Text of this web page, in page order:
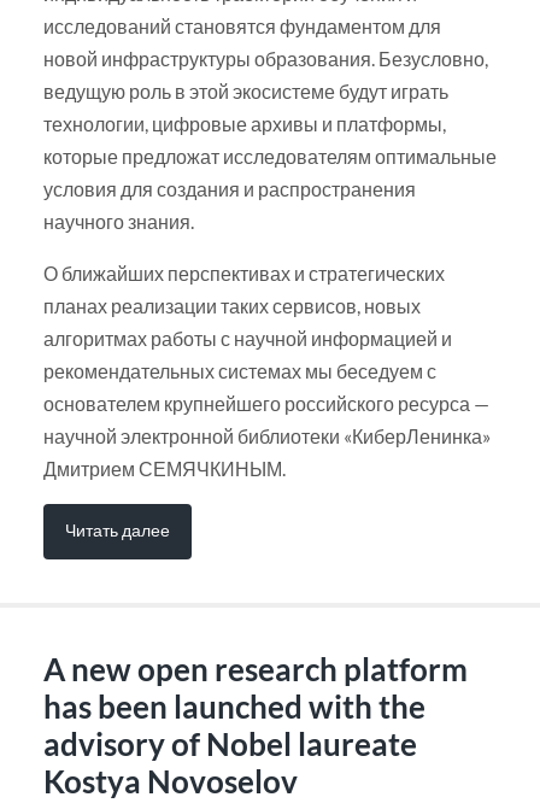
исследований становятся фундаментом для
новой инфраструктуры образования. Безусловно,
ведущую роль в этой экосистеме будут играть
технологии, цифровые архивы и платформы,
которые предложат исследователям оптимальные
условия для создания и распространения
научного знания.
О ближайших перспективах и стратегических
планах реализации таких сервисов, новых
алгоритмах работы с научной информацией и
рекомендательных системах мы беседуем с
основателем крупнейшего российского ресурса —
научной электронной библиотеки «КиберЛенинка»
Дмитрием СЕМЯЧКИНЫМ.
Читать далее
A new open research platform
has been launched with the
advisory of Nobel laureate
Kostya Novoselov